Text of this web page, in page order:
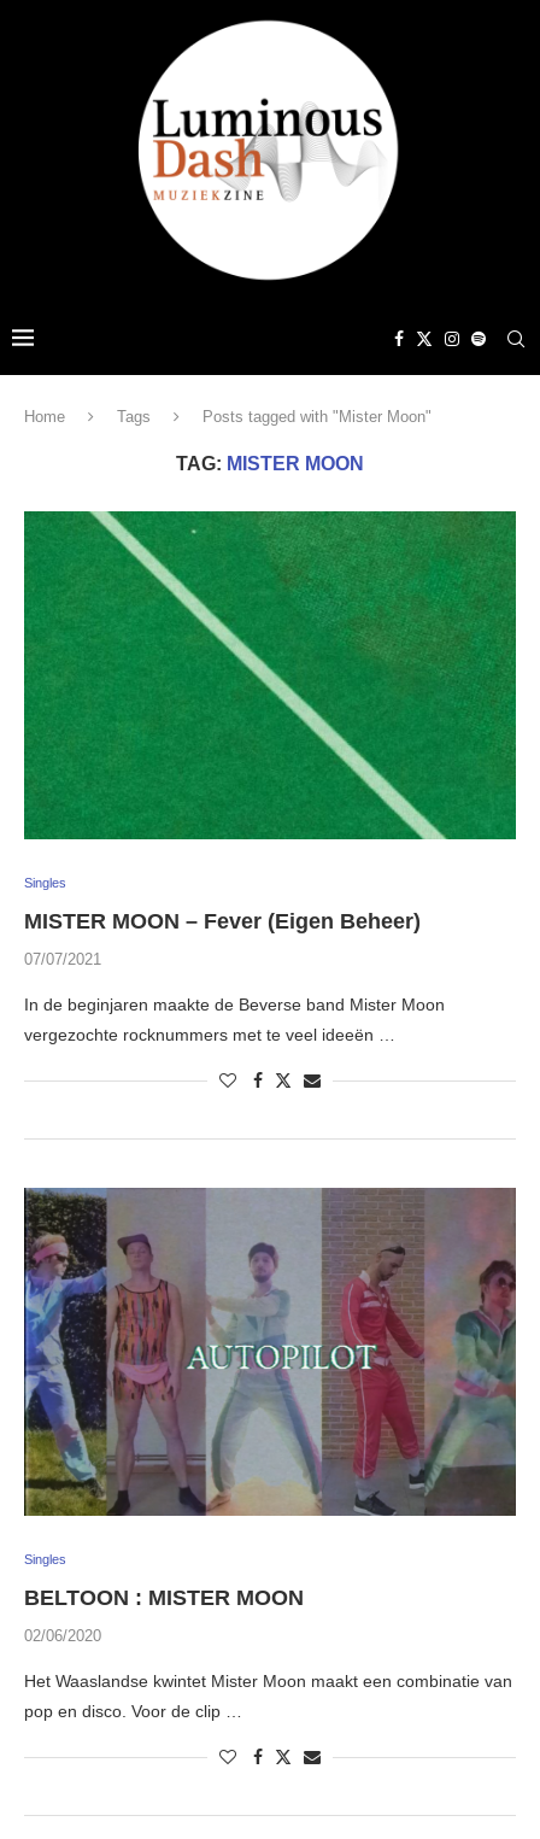
Home Tags Posts tagged with "Mister Moon"
TAG: MISTER MOON
Singles
MISTER MOON – Fever (Eigen Beheer)
07/07/2021
In de beginjaren maakte de Beverse band Mister Moon
vergezochte rocknummers met te veel ideeën …
Singles
BELTOON : MISTER MOON
02/06/2020
Het Waaslandse kwintet Mister Moon maakt een combinatie van
pop en disco. Voor de clip …